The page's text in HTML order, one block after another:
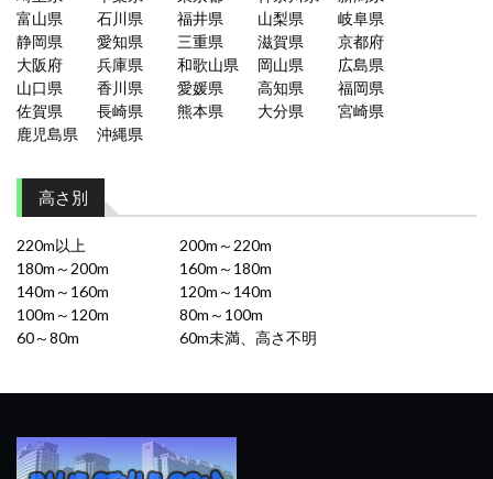
富山県
石川県 福井県 山梨県
岐阜県
静岡県
愛知県 三重県 滋賀県
京都府
大阪府
兵庫県 和歌山県 岡山県
広島県
山口県
香川県 愛媛県 高知県
福岡県
佐賀県
長崎県 熊本県 大分県
宮崎県
鹿児島県
沖縄県
高さ別
220m以上
200m～220m
180m～200m
160m～180m
140m～160m
120m～140m
100m～120m
80m～100m
60～80m
60m未満、高さ不明